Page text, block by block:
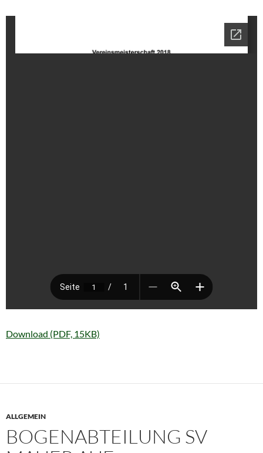
Download (PDF, 15KB)
ALLGEMEIN
BOGENABTEILUNG SV